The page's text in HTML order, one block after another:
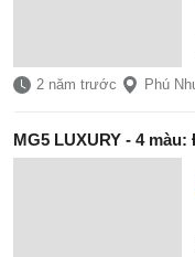
2 năm trước Phú
MG5 LUXURY - 4